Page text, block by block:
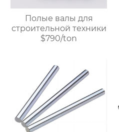
Полые валы для
строительной техники
$790/ton